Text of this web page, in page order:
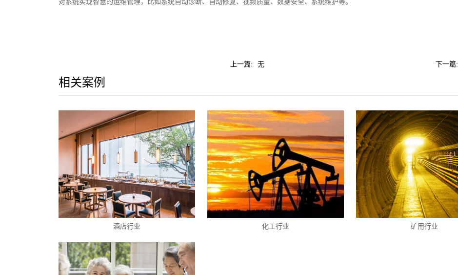
对系统实现智慧的运维管理，比如系统自动诊断、自动修复、视频质量、数据安全、系统维护等。
上一篇: 无 下一篇:
相关案例
酒店行业 化工行业 矿用行业